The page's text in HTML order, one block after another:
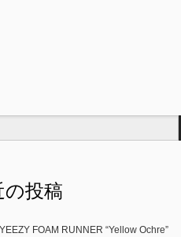
の投稿
FOAM RUNNER “Yellow Ochre”